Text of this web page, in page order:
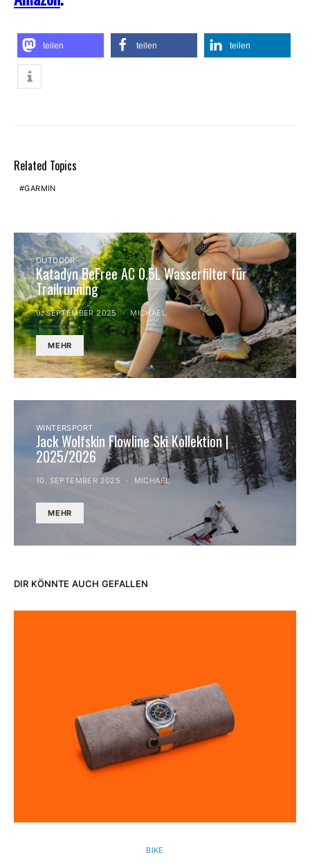
teilen teilen teilen
Related Topics
GARMIN
OUTDOOR
Katadyn BeFree AC 0.5L Wasserfilter für
Trailrunning
9. SEPTEMBER 2025 MICHAEL
MEHR
WINTERSPORT
Jack Wolfskin Flowline Ski Kollektion |
2025/2026
10. SEPTEMBER 2025 MICHAEL
MEHR
DIR KÖNNTE AUCH GEFALLEN
BIKE